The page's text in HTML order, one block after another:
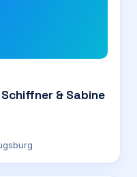
& Sabine